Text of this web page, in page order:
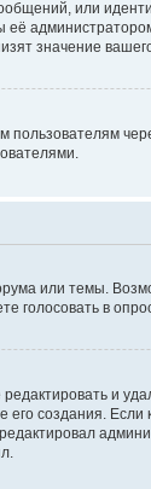
или
значение
пользователям
или темы.
в
и
создания.